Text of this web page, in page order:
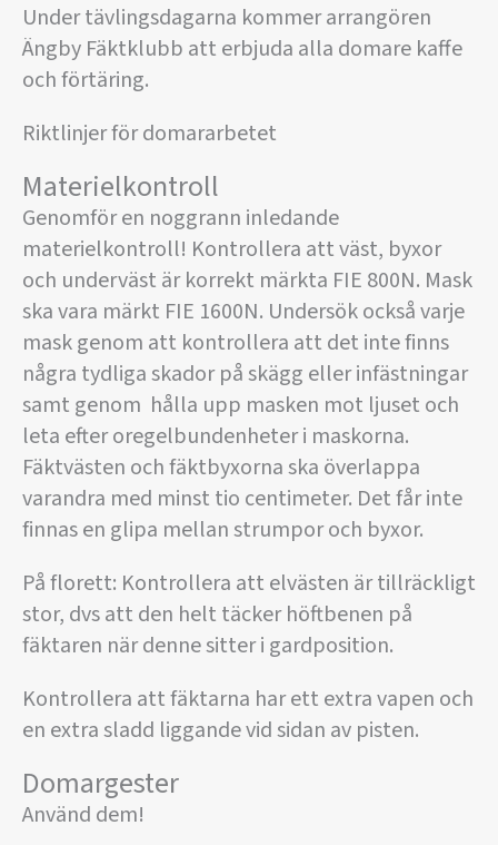
Under tävlingsdagarna kommer arrangören
Ängby Fäktklubb att erbjuda alla domare kaffe
och förtäring.
Riktlinjer för domararbetet
Materielkontroll
Genomför en noggrann inledande
materielkontroll! Kontrollera att väst, byxor
och underväst är korrekt märkta FIE 800N. Mask
ska vara märkt FIE 1600N. Undersök också varje
mask genom att kontrollera att det inte finns
några tydliga skador på skägg eller infästningar
samt genom hålla upp masken mot ljuset och
leta efter oregelbundenheter i maskorna.
Fäktvästen och fäktbyxorna ska överlappa
varandra med minst tio centimeter. Det får inte
finnas en glipa mellan strumpor och byxor.
På florett: Kontrollera att elvästen är tillräckligt
stor, dvs att den helt täcker höftbenen på
fäktaren när denne sitter i gardposition.
Kontrollera att fäktarna har ett extra vapen och
en extra sladd liggande vid sidan av pisten.
Domargester
Använd dem!